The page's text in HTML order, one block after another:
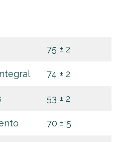
75 ± 2
74 ± 2
53 ± 2
70 ± 5